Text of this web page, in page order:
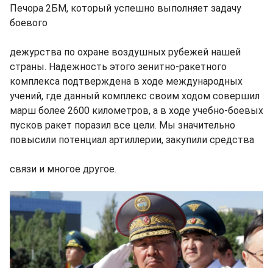
Печора 2БМ, который успешно выполняет задачу
боевого
дежурства по охране воздушных рубежей нашей
страны. Надежность этого зенитно-ракетного
комплекса подтверждена в ходе международных
учений, где данный комплекс своим ходом совершил
марш более 2600 километров, а в ходе учебно-боевых
пусков ракет поразил все цели. Мы значительно
повысили потенциал артиллерии, закупили средства
связи и многое другое.